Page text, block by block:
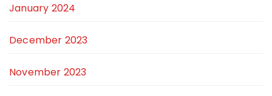
January 2024
December 2023
November 2023